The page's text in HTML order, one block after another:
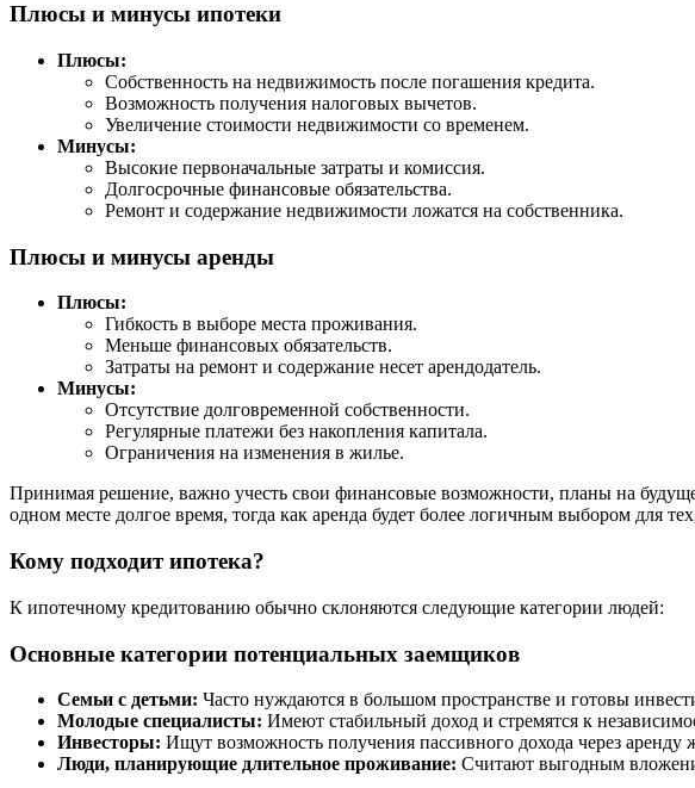
Плюсы и минусы ипотеки
Плюсы:
Собственность на недвижимость после погашения кредита.
Возможность получения налоговых вычетов.
Увеличение стоимости недвижимости со временем.
Минусы:
Высокие первоначальные затраты и комиссия.
Долгосрочные финансовые обязательства.
Ремонт и содержание недвижимости ложатся на собственника.
Плюсы и минусы аренды
Плюсы:
Гибкость в выборе места проживания.
Меньше финансовых обязательств.
Затраты на ремонт и содержание несет арендодатель.
Минусы:
Отсутствие долговременной собственности.
Регулярные платежи без накопления капитала.
Ограничения на изменения в жилье.
Принимая решение, важно учесть свои финансовые возможности, планы на
одном месте долгое время, тогда как аренда будет более логичным выбором для
Кому подходит ипотека?
К ипотечному кредитованию обычно склоняются следующие категории людей:
Основные категории потенциальных заемщиков
Семьи с детьми: Часто нуждаются в большом пространстве и готовы
Молодые специалисты: Имеют стабильный доход и стремятся к
Инвесторы: Ищут возможность получения пассивного дохода через аренду
Люди, планирующие длительное проживание: Считают выгодным